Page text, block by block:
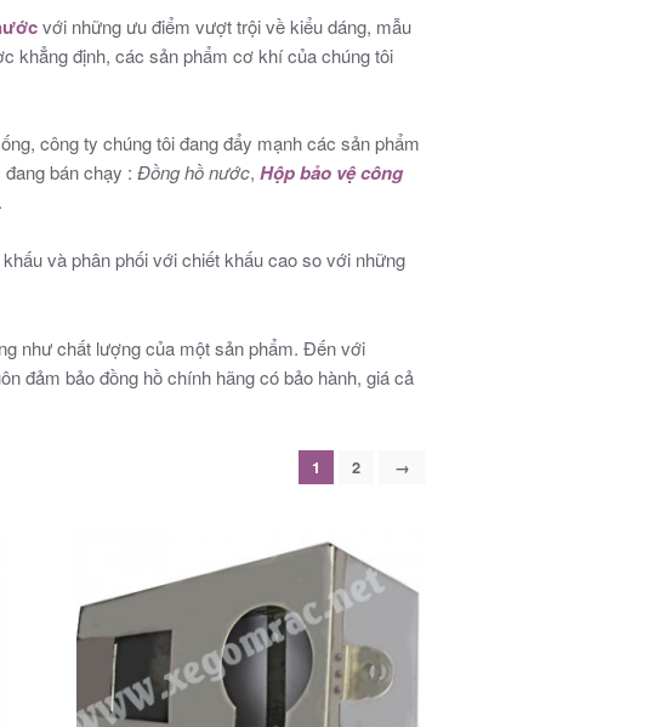
với những ưu điểm vượt trội về kiểu dáng, mẫu
khẳng định, các sản phẩm cơ khí của chúng tôi
công ty chúng tôi đang đẩy mạnh các sản phẩm
bán chạy :Đồng hồ nước,Hộp bảo vệ công
và phân phối với chiết khấu cao so với những
như chất lượng của một sản phẩm. Đến với
đảm bảo đồng hồ chính hãng có bảo hành, giá cả
1 2 →